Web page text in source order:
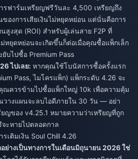
รฟาร์มเหรียญฟรีวันละ 4,500 เหรียญถึง
องการเสียเงินไม่หยุดหย่อน แต่นั่นคือการ
สูงสุด (ROI) สำหรับผู้เล่นสาย F2P ที่
ม่หยุดหย่อนจะเกิดขึ้นก็ต่อเมื่อคุณซื้อแพ็กเล็ก
บไปซื้อ Premium Pass
ไปเลย: หากคุณใช้โบนัสการซื้อครั้งแรก
Pass, ไมโครแพ็ก) แพ็กระดับ 4.26 จะ
ณควรข้ามไปซื้อแพ็กใหญ่ 10k เพื่อความคุ้ม
างแผนจะลบไอดีภายใน 30 วัน — อย่า
ยญของ v4.25.1 หมายความว่าเหรียญที่ถูก
ะหายไปตลอดกาล
เติมเงิน Soul Chill 4.26
ย่างเป็นทางการในเดือนมิถุนายน 2026 ใช่